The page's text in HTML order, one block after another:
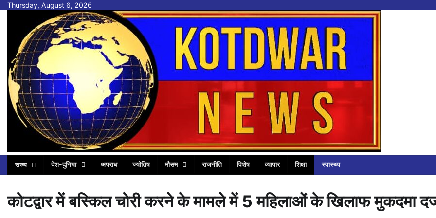
SkipThursday, August 6, 2026
राज्य देश-दुनिया अपराध ज्योतिष मौसम राजनीति विशेष व्यापार शिक्षा स्वास्थ्य
कोटद्वार में बस्किल चोरी करने के मामले में 5 महिलाओं के खिलाफ मुकदमा